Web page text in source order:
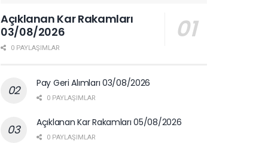
Açıklanan Kar Rakamları
03/08/2026
0 PAYLAŞIMLAR
Pay Geri Alımları 03/08/2026
0 PAYLAŞIMLAR
Açıklanan Kar Rakamları 05/08/2026
0 PAYLAŞIMLAR